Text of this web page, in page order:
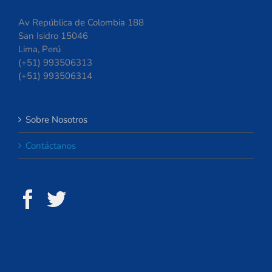
Av República de Colombia 188
San Isidro 15046
Lima, Perú
(+51) 993506313
(+51) 993506314
Sobre Nosotros
Contáctanos